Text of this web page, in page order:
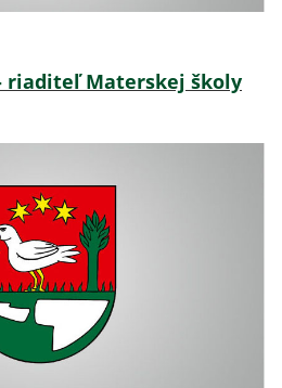
riaditeľ Materskej školy